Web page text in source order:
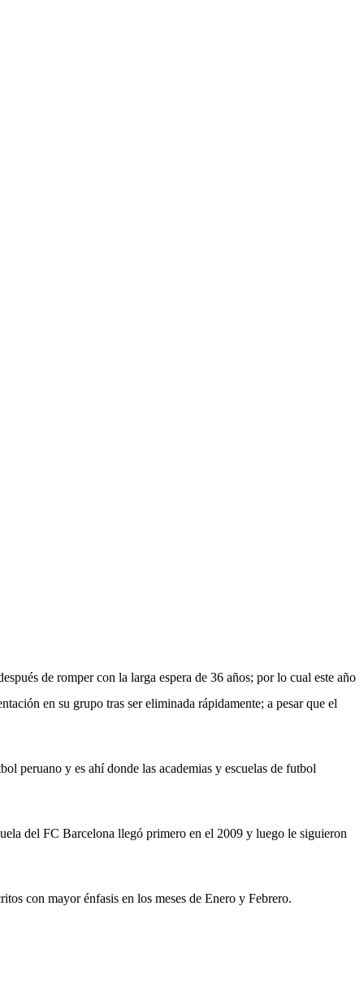
de romper con la larga espera de 36 años; por lo cual este año
en su grupo tras ser eliminada rápidamente; a pesar que el
peruano y es ahí donde las academias y escuelas de futbol
del FC Barcelona llegó primero en el 2009 y luego le siguieron
con mayor énfasis en los meses de Enero y Febrero.